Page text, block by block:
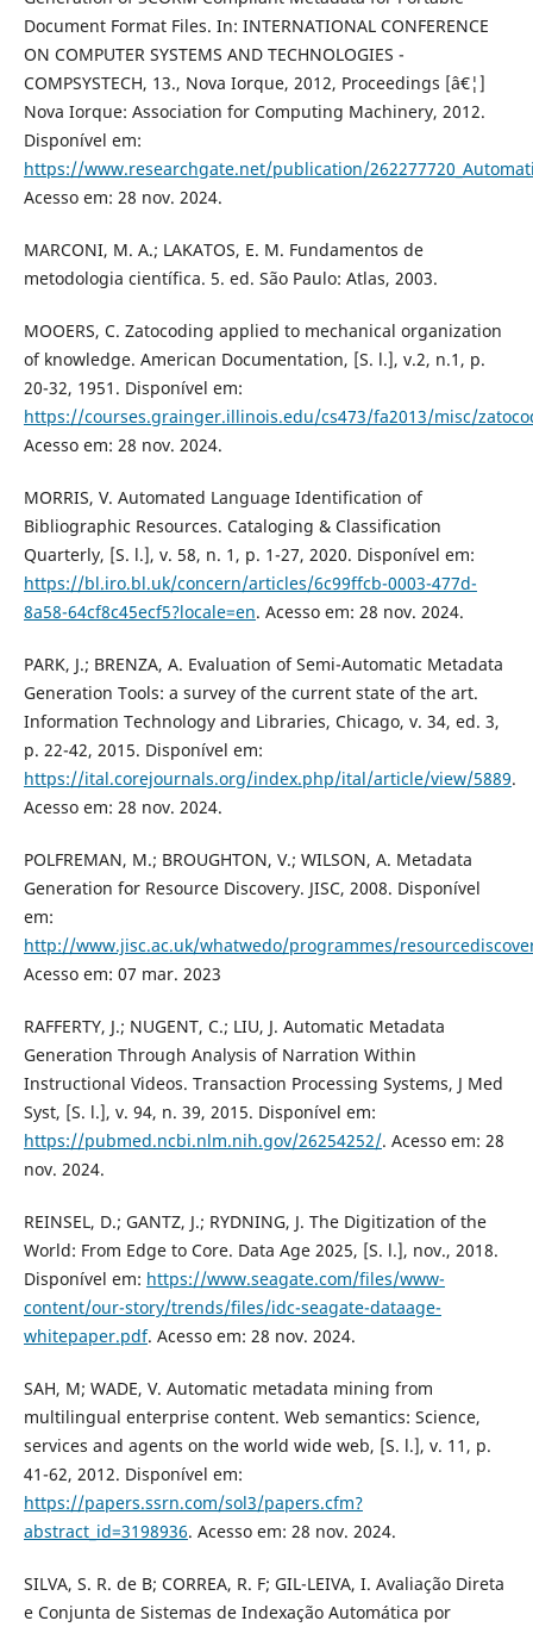
Document Format Files. In: INTERNATIONAL CONFERENCE
ON COMPUTER SYSTEMS AND TECHNOLOGIES -
COMPSYSTECH, 13., Nova Iorque, 2012, Proceedings [â€¦]
Nova Iorque: Association for Computing Machinery, 2012.
Disponível em:
https://www.researchgate.net/publication/
Acesso em: 28 nov. 2024.
MARCONI, M. A.; LAKATOS, E. M. Fundamentos de
metodologia científica. 5. ed. São Paulo: Atlas, 2003.
MOOERS, C. Zatocoding applied to mechanical organization
of knowledge. American Documentation, [S. l.], v.2, n.1, p.
20-32, 1951. Disponível em:
https://courses.grainger.illinois.edu/cs473/fa2013/misc/
Acesso em: 28 nov. 2024.
MORRIS, V. Automated Language Identification of
Bibliographic Resources. Cataloging & Classification
Quarterly, [S. l.], v. 58, n. 1, p. 1-27, 2020. Disponível em:
https://bl.iro.bl.uk/concern/articles/6c99ffcb-0003-477d-
8a58-64cf8c45ecf5?locale=en. Acesso em: 28 nov. 2024.
PARK, J.; BRENZA, A. Evaluation of Semi-Automatic Metadata
Generation Tools: a survey of the current state of the art.
Information Technology and Libraries, Chicago, v. 34, ed. 3,
p. 22-42, 2015. Disponível em:
https://ital.corejournals.org/index.php/ital/article/view/5889.
Acesso em: 28 nov. 2024.
POLFREMAN, M.; BROUGHTON, V.; WILSON, A. Metadata
Generation for Resource Discovery. JISC, 2008. Disponível
em:
http://www.jisc.ac.uk/whatwedo/programmes/
Acesso em: 07 mar. 2023
RAFFERTY, J.; NUGENT, C.; LIU, J. Automatic Metadata
Generation Through Analysis of Narration Within
Instructional Videos. Transaction Processing Systems, J Med
Syst, [S. l.], v. 94, n. 39, 2015. Disponível em:
https://pubmed.ncbi.nlm.nih.gov/26254252/. Acesso em: 28
nov. 2024.
REINSEL, D.; GANTZ, J.; RYDNING, J. The Digitization of the
World: From Edge to Core. Data Age 2025, [S. l.], nov., 2018.
Disponível em: https://www.seagate.com/files/www-
content/our-story/trends/files/idc-seagate-dataage-
whitepaper.pdf. Acesso em: 28 nov. 2024.
SAH, M; WADE, V. Automatic metadata mining from
multilingual enterprise content. Web semantics: Science,
services and agents on the world wide web, [S. l.], v. 11, p.
41-62, 2012. Disponível em:
https://papers.ssrn.com/sol3/papers.cfm?
abstract_id=3198936. Acesso em: 28 nov. 2024.
SILVA, S. R. de B; CORREA, R. F; GIL-LEIVA, I. Avaliação Direta
e Conjunta de Sistemas de Indexação Automática por